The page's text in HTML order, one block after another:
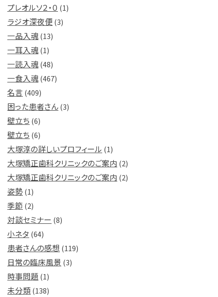
プレオルソ２・０ (1)
ラジオ深夜便(3)
一品入魂(13)
一耳入魂(1)
一読入魂(48)
一食入魂(467)
名言 (409)
困った患者さん(3)
壁立ち (6)
壁立ち (6)
大塚淳の詳しいプロフィール (1)
大塚矯正歯科クリニックのご案内 (2)
大塚矯正歯科クリニックのご案内 (2)
姿勢(1)
季節 (2)
対談セミナー (8)
小ネタ (64)
患者さんの感想 (119)
日常の臨床風景 (3)
時事問題 (1)
未分類(138)